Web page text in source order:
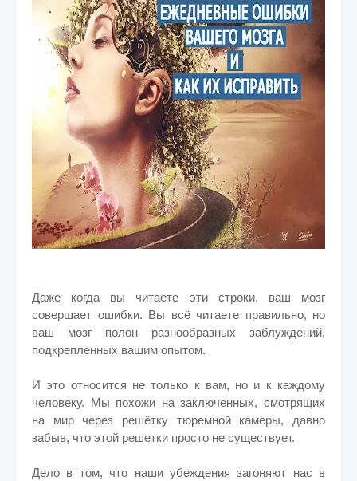
Даже когда вы читаете эти строки, ваш мозг
совершает ошибки. Вы всё читаете правильно, но
ваш мозг полон разнообразных заблуждений,
подкрепленных вашим опытом.
И это относится не только к вам, но и к каждому
человеку. Мы похожи на заключенных, смотрящих
на мир через решётку тюремной камеры, давно
забыв, что этой решетки просто не существует.
Дело в том, что наши убеждения загоняют нас в